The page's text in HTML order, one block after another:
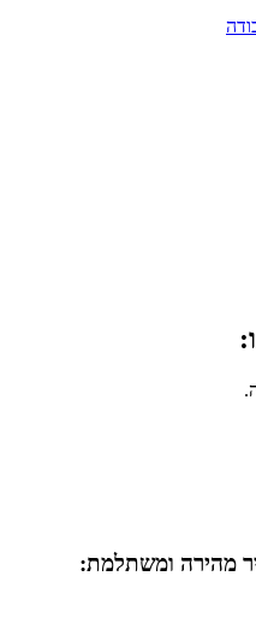
מהירה ומשתלמת: